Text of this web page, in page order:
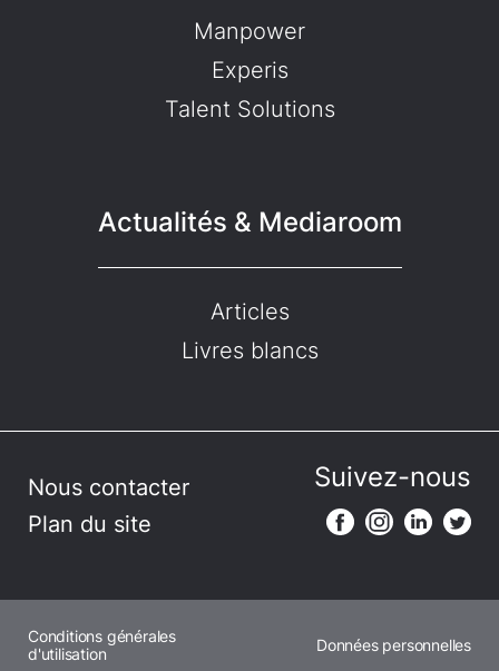
Manpower
Experis
Talent Solutions
Actualités & Mediaroom
Articles
Livres blancs
Nous contacter
Plan du site
Suivez-nous
Conditions générales
d'utilisation
Données personnelles